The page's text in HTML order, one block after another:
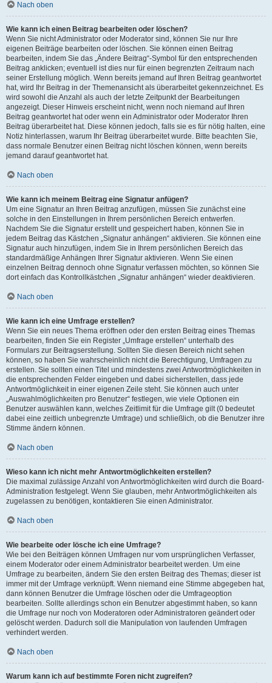
Nach oben
Wie kann ich einen Beitrag bearbeiten oder löschen?
Wenn Sie nicht Administrator oder Moderator sind, können Sie nur Ihre
eigenen Beiträge bearbeiten oder löschen. Sie können einen Beitrag
bearbeiten, indem Sie das „Ändere Beitrag“-Symbol für den entsprechenden
Beitrag anklicken; eventuell ist dies nur für einen begrenzten Zeitraum nach
seiner Erstellung möglich. Wenn bereits jemand auf Ihren Beitrag geantwortet
hat, wird Ihr Beitrag in der Themenansicht als überarbeitet gekennzeichnet. Es
wird sowohl die Anzahl als auch der letzte Zeitpunkt der Bearbeitungen
angezeigt. Dieser Hinweis erscheint nicht, wenn noch niemand auf Ihren
Beitrag geantwortet hat oder wenn ein Administrator oder Moderator Ihren
Beitrag überarbeitet hat. Diese können jedoch, falls sie es für nötig halten, eine
Notiz hinterlassen, warum Ihr Beitrag überarbeitet wurde. Bitte beachten Sie,
dass normale Benutzer einen Beitrag nicht löschen können, wenn bereits
jemand darauf geantwortet hat.
Nach oben
Wie kann ich meinem Beitrag eine Signatur anfügen?
Um eine Signatur an Ihren Beitrag anzufügen, müssen Sie zunächst eine
solche in den Einstellungen in Ihrem persönlichen Bereich entwerfen.
Nachdem Sie die Signatur erstellt und gespeichert haben, können Sie in
jedem Beitrag das Kästchen „Signatur anhängen“ aktivieren. Sie können eine
Signatur auch hinzufügen, indem Sie in Ihrem persönlichen Bereich das
standardmäßige Anhängen Ihrer Signatur aktivieren. Wenn Sie einen
einzelnen Beitrag dennoch ohne Signatur verfassen möchten, so können Sie
dort einfach das Kontrollkästchen „Signatur anhängen“ wieder deaktivieren.
Nach oben
Wie kann ich eine Umfrage erstellen?
Wenn Sie ein neues Thema eröffnen oder den ersten Beitrag eines Themas
bearbeiten, finden Sie ein Register „Umfrage erstellen“ unterhalb des
Formulars zur Beitragserstellung. Sollten Sie diesen Bereich nicht sehen
können, so haben Sie wahrscheinlich nicht die Berechtigung, Umfragen zu
erstellen. Sie sollten einen Titel und mindestens zwei Antwortmöglichkeiten in
die entsprechenden Felder eingeben und dabei sicherstellen, dass jede
Antwortmöglichkeit in einer eigenen Zeile steht. Sie können auch unter
„Auswahlmöglichkeiten pro Benutzer“ festlegen, wie viele Optionen ein
Benutzer auswählen kann, welches Zeitlimit für die Umfrage gilt (0 bedeutet
dabei eine zeitlich unbegrenzte Umfrage) und schließlich, ob die Benutzer ihre
Stimme ändern können.
Nach oben
Wieso kann ich nicht mehr Antwortmöglichkeiten erstellen?
Die maximal zulässige Anzahl von Antwortmöglichkeiten wird durch die Board-
Administration festgelegt. Wenn Sie glauben, mehr Antwortmöglichkeiten als
zugelassen zu benötigen, kontaktieren Sie einen Administrator.
Nach oben
Wie bearbeite oder lösche ich eine Umfrage?
Wie bei den Beiträgen können Umfragen nur vom ursprünglichen Verfasser,
einem Moderator oder einem Administrator bearbeitet werden. Um eine
Umfrage zu bearbeiten, ändern Sie den ersten Beitrag des Themas; dieser ist
immer mit der Umfrage verknüpft. Wenn niemand eine Stimme abgegeben hat,
dann können Benutzer die Umfrage löschen oder die Umfrageoption
bearbeiten. Sollte allerdings schon ein Benutzer abgestimmt haben, so kann
die Umfrage nur noch von Moderatoren oder Administratoren geändert oder
gelöscht werden. Dadurch soll die Manipulation von laufenden Umfragen
verhindert werden.
Nach oben
Warum kann ich auf bestimmte Foren nicht zugreifen?